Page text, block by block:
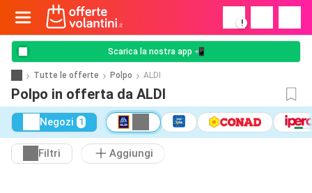
!
Scarica la nostra app 📲
Tutte le offerte Polpo ALDI
Polpo in offerta da ALDI
Negozi 1
Filtri Aggiungi